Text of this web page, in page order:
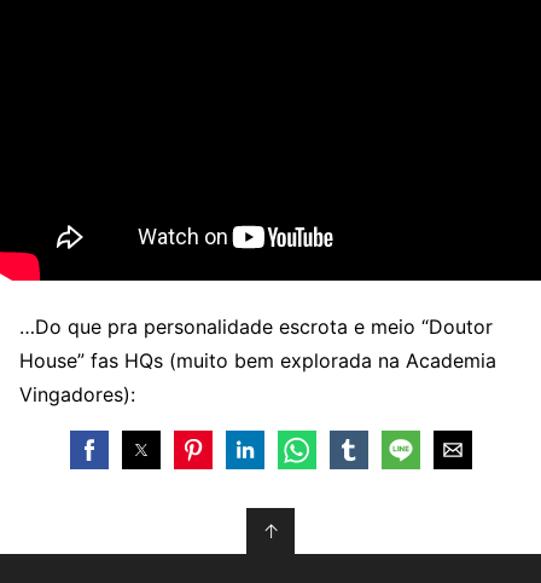
…Do que pra personalidade escrota e meio “Doutor
House” fas HQs (muito bem explorada na Academia
Vingadores):
↑